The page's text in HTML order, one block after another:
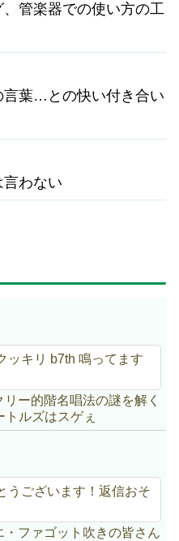
管楽器での使い方の工
言葉…との快い付き合い
わない
ッキリ b7th 鳴ってます
ー的階名唱法の謎を解く
トルズはスゲぇ
うございます！返信おそ
ファゴット吹きの皆さん